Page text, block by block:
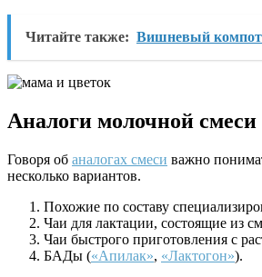
Читайте также: Вишневый компот
Аналоги молочной
Говоря об аналогах смеси важно
несколько вариантов.
Похожие по составу
Чаи для лактации, состоящие из
Чаи быстрого приготовления с
БАДы («Апилак», «Лактогон»).